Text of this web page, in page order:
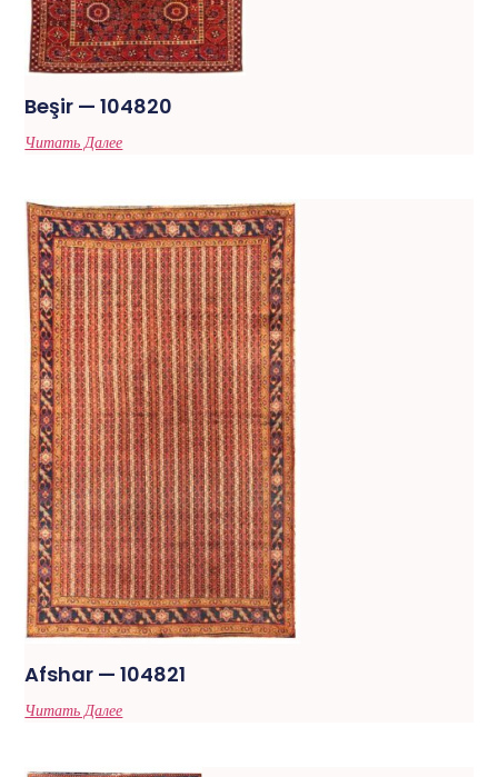
Beşir — 104820
Читать Далее
Afshar — 104821
Читать Далее